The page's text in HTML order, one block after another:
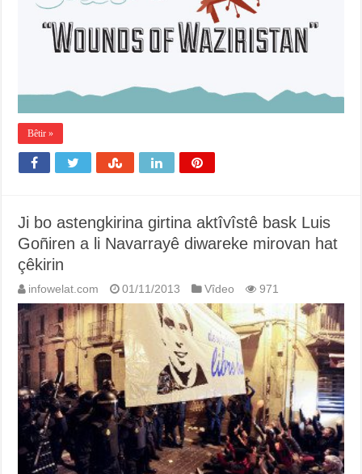
Bêtir »
Ji bo astengkirina girtina aktîvîstê bask Luis
Goñiren a li Navarrayê diwareke mirovan hat
çêkirin
infowelat.com 01/11/2013 Vîdeo 971